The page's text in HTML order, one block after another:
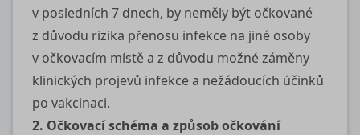
v posledních 7 dnech, by neměly být očkované
z důvodu rizika přenosu infekce na jiné osoby
v očkovacím místě a z důvodu možné záměny
klinických projevů infekce a nežádoucích účinků
po vakcinaci.
2. Očkovací schéma a způsob očkování